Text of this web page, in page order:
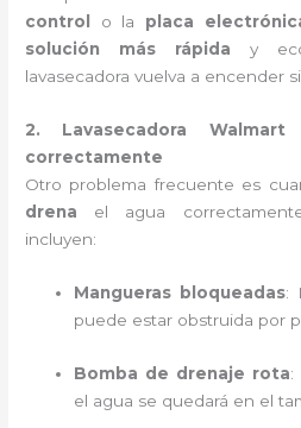
control
o la placa
solución más rápida y
lavasecadora vuelva a encender
2. Lavasecadora
correctamente
Otro problema frecuente es
drena el agua
incluyen:
Mangueras bloqueadas:
puede estar obstruida por
Bomba de drenaje rota:
el agua se quedará en el